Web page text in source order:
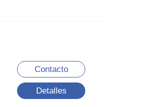
Contacto
Detalles